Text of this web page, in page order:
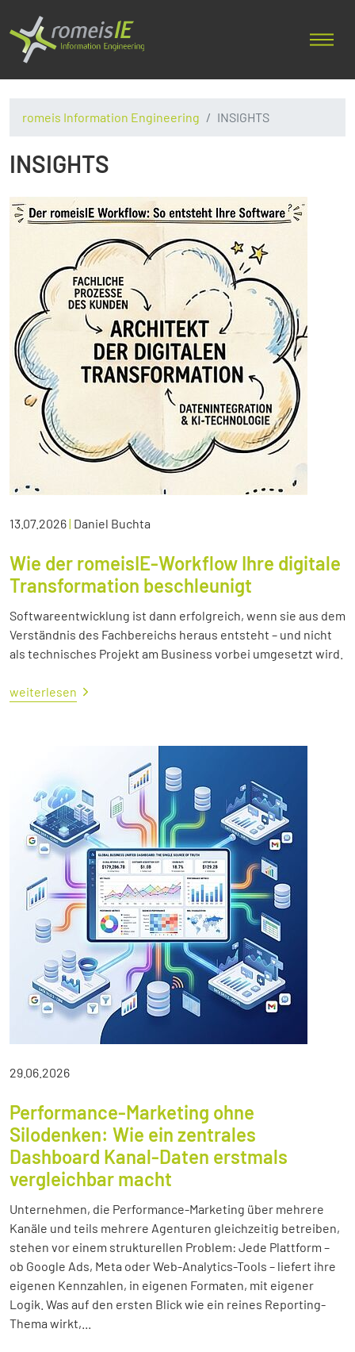
romeis Information Engineering INSIGHTS
INSIGHTS
13.07.2026| Daniel Buchta
Wie der romeisIE-Workflow Ihre digitale
Transformation beschleunigt
Softwareentwicklung ist dann erfolgreich, wenn sie aus dem
Verständnis des Fachbereichs heraus entsteht – und nicht
als technisches Projekt am Business vorbei umgesetzt wird.
weiterlesen
29.06.2026
Performance-Marketing ohne
Silodenken: Wie ein zentrales
Dashboard Kanal-Daten erstmals
vergleichbar macht
Unternehmen, die Performance-Marketing über mehrere
Kanäle und teils mehrere Agenturen gleichzeitig betreiben,
stehen vor einem strukturellen Problem: Jede Plattform –
ob Google Ads, Meta oder Web-Analytics-Tools – liefert ihre
eigenen Kennzahlen, in eigenen Formaten, mit eigener
Logik. Was auf den ersten Blick wie ein reines Reporting-
Thema wirkt,...